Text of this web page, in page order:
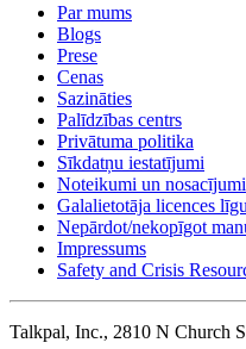
Par mums
Blogs
Prese
Cenas
Sazināties
Palīdzības centrs
Privātuma politika
Sīkdatņu iestatījumi
Noteikumi un nosacījumi
Galalietotāja licences
Nepārdot/nekopīgot
Impressums
Safety and Crisis
Talkpal, Inc., 2810 N Church